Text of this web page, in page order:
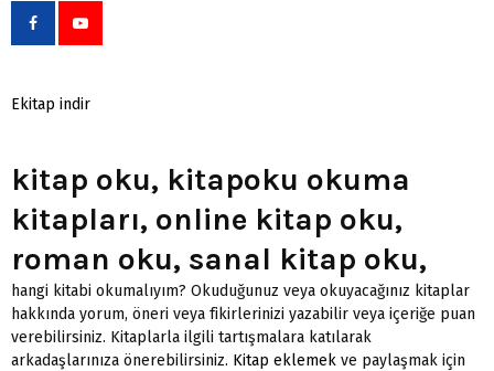
Ekitap indir
kitap oku, kitapoku okuma
kitapları, online kitap oku,
roman oku, sanal kitap oku,
hangi kitabi okumalıyım? Okuduğunuz veya okuyacağınız kitaplar
hakkında yorum, öneri veya fikirlerinizi yazabilir veya içeriğe puan
verebilirsiniz. Kitaplarla ilgili tartışmalara katılarak
arkadaşlarınıza önerebilirsiniz. Kitap eklemek ve paylaşmak için